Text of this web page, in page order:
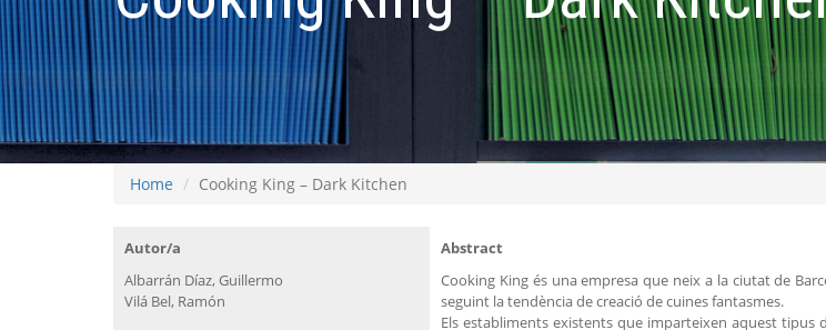
Home Cooking King – Dark Kitchen
Autor/a
Albarrán Díaz, Guillermo
Vilá Bel, Ramón
Abstract
Cooking King és una empresa que neix a la ciutat de
seguint la tendència de creació de cuines fantasmes.
Els establiments existents que imparteixen aquest